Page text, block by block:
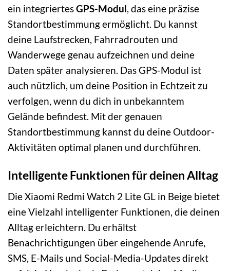
ein integriertesGPS-Modul, das eine präzise
Standortbestimmung ermöglicht. Du kannst
deine Laufstrecken, Fahrradrouten und
Wanderwege genau aufzeichnen und deine
Daten später analysieren. Das GPS-Modul ist
auch nützlich, um deine Position in Echtzeit zu
verfolgen, wenn du dich in unbekanntem
Gelände befindest. Mit der genauen
Standortbestimmung kannst du deine Outdoor-
Aktivitäten optimal planen und durchführen.
Intelligente Funktionen für deinen Alltag
Die Xiaomi Redmi Watch 2 Lite GL in Beige bietet
eine Vielzahl intelligenter Funktionen, die deinen
Alltag erleichtern. Du erhältst
Benachrichtigungen über eingehende Anrufe,
SMS, E-Mails und Social-Media-Updates direkt